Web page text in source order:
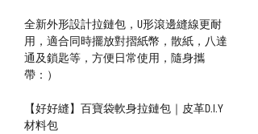
全新外形設計拉鏈包，U形滾邊縫線更耐
用，適合同時擺放對摺紙幣，散紙，八達
通及鎖匙等，方便日常使用，隨身攜
帶：）
【好好縫】百寶袋軟身拉鏈包｜皮革D.I.Y
材料包